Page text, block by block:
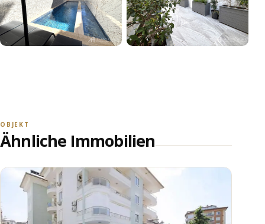
OBJEKT
Ähnliche Immobilien